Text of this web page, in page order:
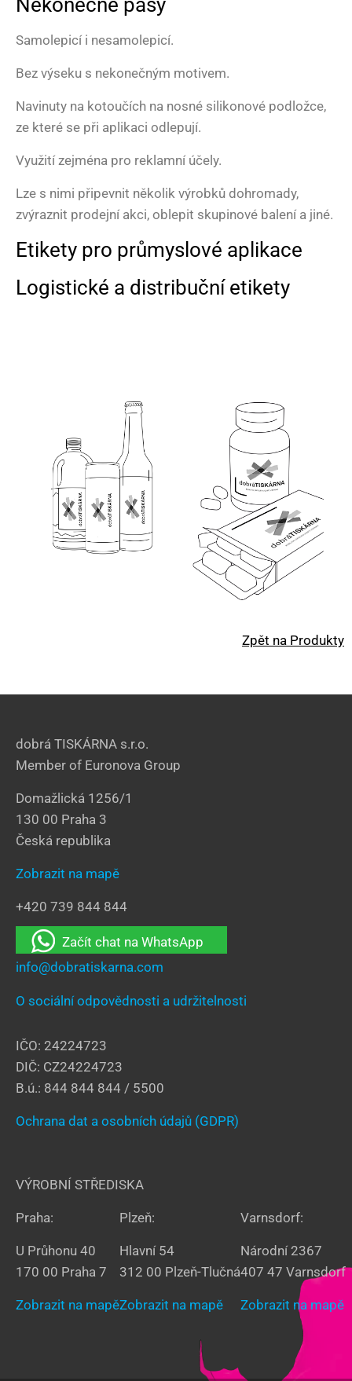
Nekonečné pásy
Samolepicí i nesamolepicí.
Bez výseku s nekonečným motivem.
Navinuty na kotoučích na nosné silikonové podložce,
ze které se při aplikaci odlepují.
Využití zejména pro reklamní účely.
Lze s nimi připevnit několik výrobků dohromady,
zvýraznit prodejní akci, oblepit skupinové balení a jiné.
Etikety pro průmyslové aplikace
Logistické a distribuční etikety
Zpět na Produkty
dobrá TISKÁRNA s.r.o.
Member of Euronova Group
Domažlická 1256/1
130 00 Praha 3
Česká republika
Zobrazit na mapě
+420 739 844 844
Začít chat na WhatsApp
info@dobratiskarna.com
O sociální odpovědnosti a udržitelnosti
IČO: 24224723
DIČ: CZ24224723
B.ú.: 844 844 844 / 5500
Ochrana dat a osobních údajů (GDPR)
VÝROBNÍ STŘEDISKA
Praha:
U Průhonu 40
170 00 Praha 7
Zobrazit na mapě
Plzeň:
Hlavní 54
312 00 Plzeň-Tlučná
Zobrazit na mapě
Varnsdorf:
Národní 2367
407 47 Varnsdorf
Zobrazit na mapě